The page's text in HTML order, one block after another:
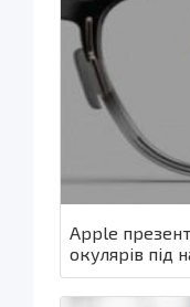
Apple
окулярів під